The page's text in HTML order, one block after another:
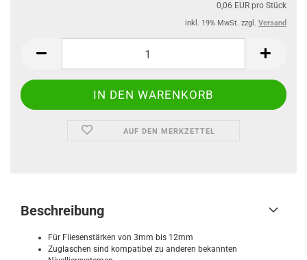
0,06 EUR pro Stück
inkl. 19% MwSt. zzgl. Versand
AUF DEN MERKZETTEL
Beschreibung
Für Fliesenstärken von 3mm bis 12mm
Zuglaschen sind kompatibel zu anderen bekannten